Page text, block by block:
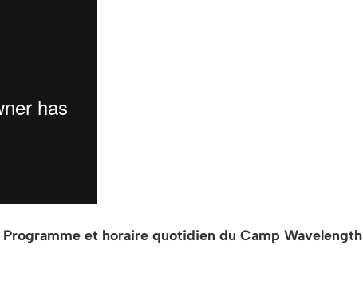
Programme et horaire quotidien du Camp Wavelength